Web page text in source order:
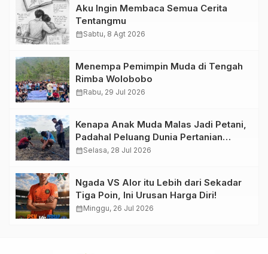
Aku Ingin Membaca Semua Cerita
Tentangmu
calendar_monthSabtu, 8 Agt 2026
Menempa Pemimpin Muda di Tengah
Rimba Wolobobo
calendar_monthRabu, 29 Jul 2026
Kenapa Anak Muda Malas Jadi Petani,
Padahal Peluang Dunia Pertanian
Menjanjikan?
calendar_monthSelasa, 28 Jul 2026
Ngada VS Alor itu Lebih dari Sekadar
Tiga Poin, Ini Urusan Harga Diri!
calendar_monthMinggu, 26 Jul 2026